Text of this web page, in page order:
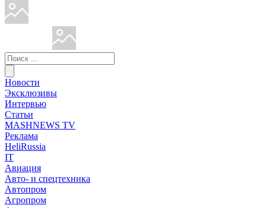
Новости
Эксклюзивы
Интервью
Статьи
MASHNEWS TV
Реклама
HeliRussia
IT
Авиация
Авто- и спецтехника
Автопром
Агропром